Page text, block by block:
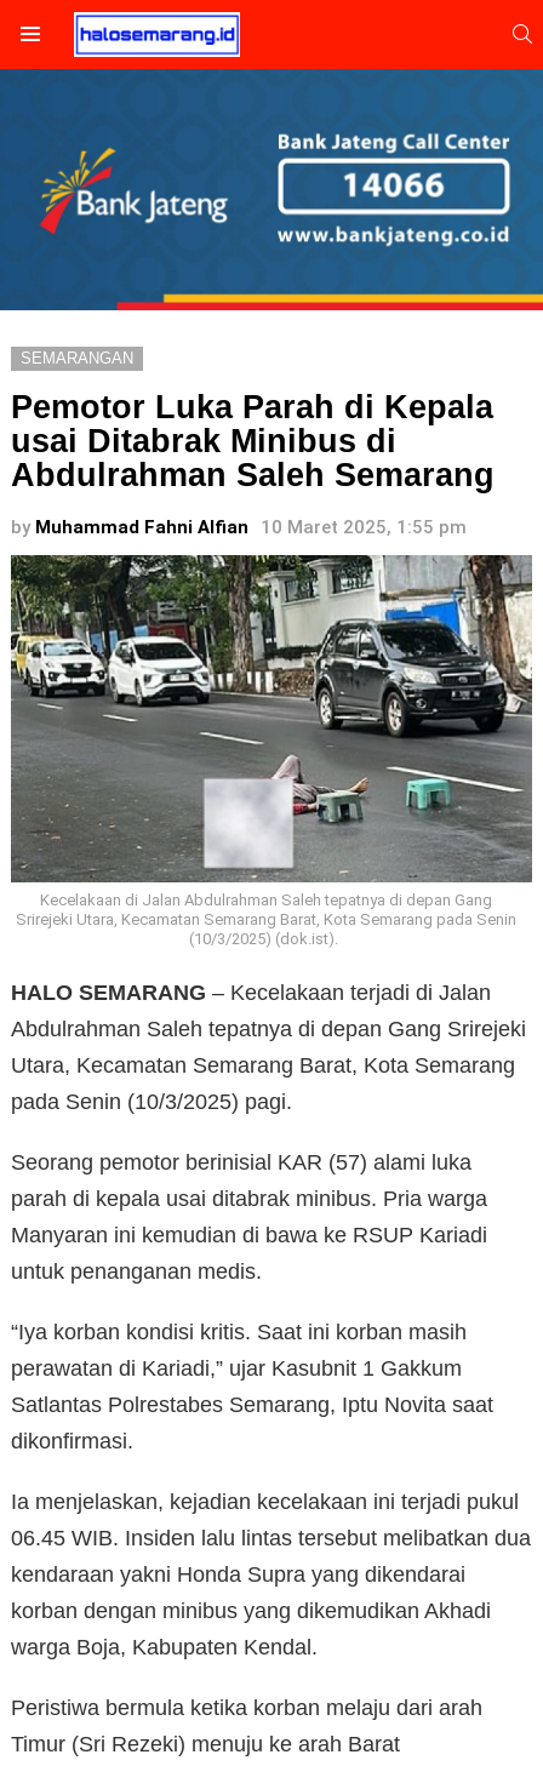
SEMARANGAN
Pemotor Luka Parah di Kepala
usai Ditabrak Minibus di
Abdulrahman Saleh Semarang
by Muhammad Fahni Alfian 10 Maret 2025, 1:55 pm
Kecelakaan di Jalan Abdulrahman Saleh tepatnya di depan Gang
Srirejeki Utara, Kecamatan Semarang Barat, Kota Semarang pada Senin
(10/3/2025) (dok.ist).
HALO SEMARANG – Kecelakaan terjadi di Jalan
Abdulrahman Saleh tepatnya di depan Gang Srirejeki
Utara, Kecamatan Semarang Barat, Kota Semarang
pada Senin (10/3/2025) pagi.
Seorang pemotor berinisial KAR (57) alami luka
parah di kepala usai ditabrak minibus. Pria warga
Manyaran ini kemudian di bawa ke RSUP Kariadi
untuk penanganan medis.
“Iya korban kondisi kritis. Saat ini korban masih
perawatan di Kariadi,” ujar Kasubnit 1 Gakkum
Satlantas Polrestabes Semarang, Iptu Novita saat
dikonfirmasi.
Ia menjelaskan, kejadian kecelakaan ini terjadi pukul
06.45 WIB. Insiden lalu lintas tersebut melibatkan dua
kendaraan yakni Honda Supra yang dikendarai
korban dengan minibus yang dikemudikan Akhadi
warga Boja, Kabupaten Kendal.
Peristiwa bermula ketika korban melaju dari arah
Timur (Sri Rezeki) menuju ke arah Barat